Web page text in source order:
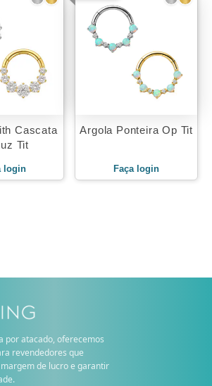
Cascata
Tit
login
Argola Ponteira Op Tit
Faça login
por atacado, oferecemos
revendedores que
de lucro e garantir